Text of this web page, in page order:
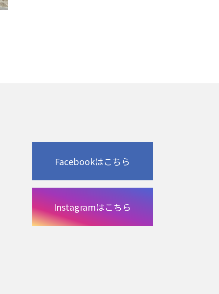
Facebookはこちら
Instagramはこちら